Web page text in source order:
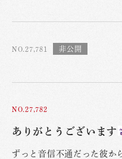
NO.27,781
NO.27,782
ありがとうございます
ずっと音信不通だった彼か